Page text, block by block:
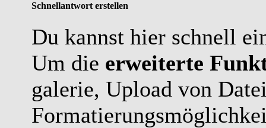
Schnellantwort erstellen
Du kannst hier schnell
Um die erweiterte
galerie, Upload von